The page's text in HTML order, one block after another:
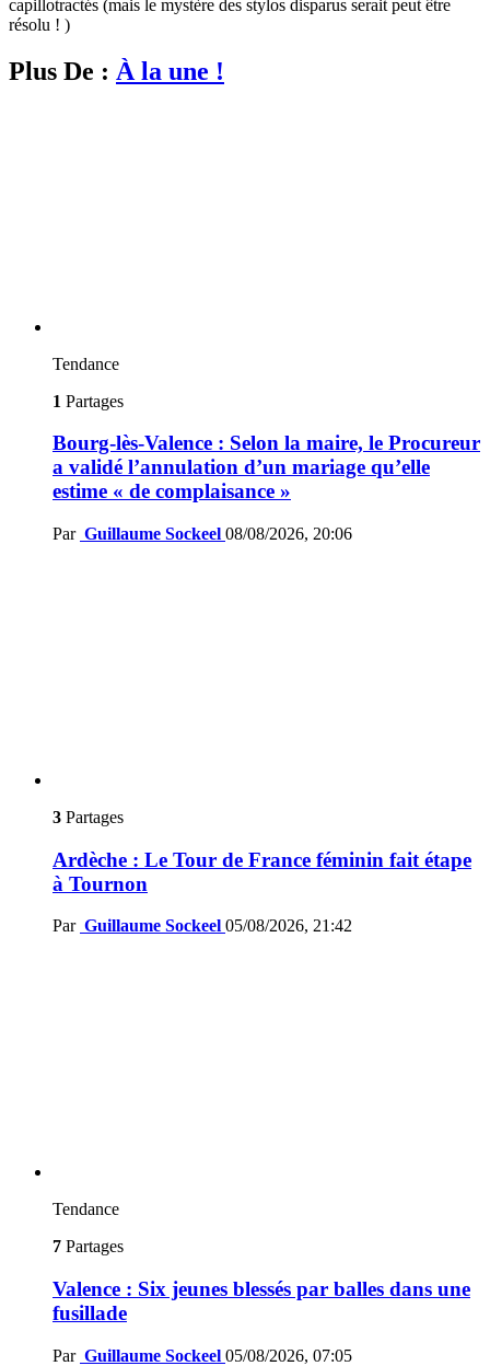
capillotractés (mais le mystère des stylos disparus serait peut être
résolu ! )
Plus De : À la une !
Tendance
1 Partages
Bourg-lès-Valence : Selon la maire, le Procureur
a validé l’annulation d’un mariage qu’elle
estime « de complaisance »
Par Guillaume Sockeel 08/08/2026, 20:06
3 Partages
Ardèche : Le Tour de France féminin fait étape
à Tournon
Par Guillaume Sockeel 05/08/2026, 21:42
Tendance
7 Partages
Valence : Six jeunes blessés par balles dans une
fusillade
Par Guillaume Sockeel 05/08/2026, 07:05